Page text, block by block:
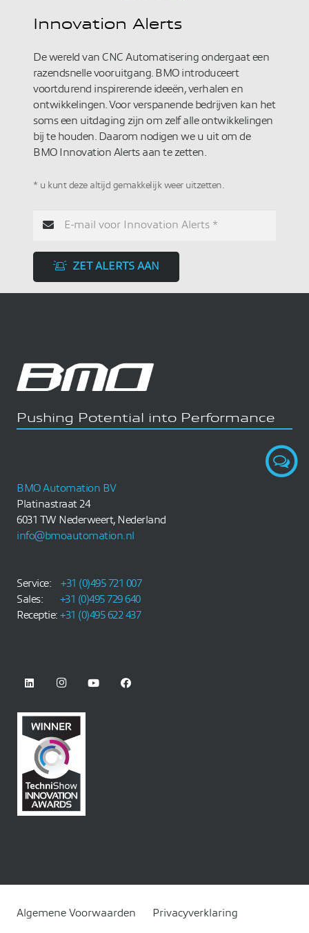
Innovation Alerts
De wereld van CNC Automatisering ondergaat een
razendsnelle vooruitgang. BMO introduceert
voortdurend inspirerende ideeën, verhalen en
ontwikkelingen. Voor verspanende bedrijven kan het
soms een uitdaging zijn om zelf alle ontwikkelingen
bij te houden. Daarom nodigen we u uit om de
BMO Innovation Alerts aan te zetten.
* u kunt deze altijd gemakkelijk weer uitzetten.
ZET ALERTS AAN
Pushing Potential into Performance
BMO Automation BV
Platinastraat 24
6031 TW Nederweert, Nederland
info@bmoautomation.nl
Service: +31 (0)495 721 007
Sales: +31 (0)495 729 640
Receptie: +31 (0)495 622 437
Algemene Voorwaarden Privacyverklaring